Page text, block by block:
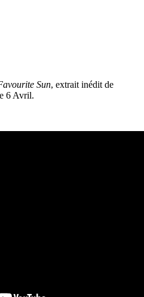
Sun, extrait inédit de
6 Avril.